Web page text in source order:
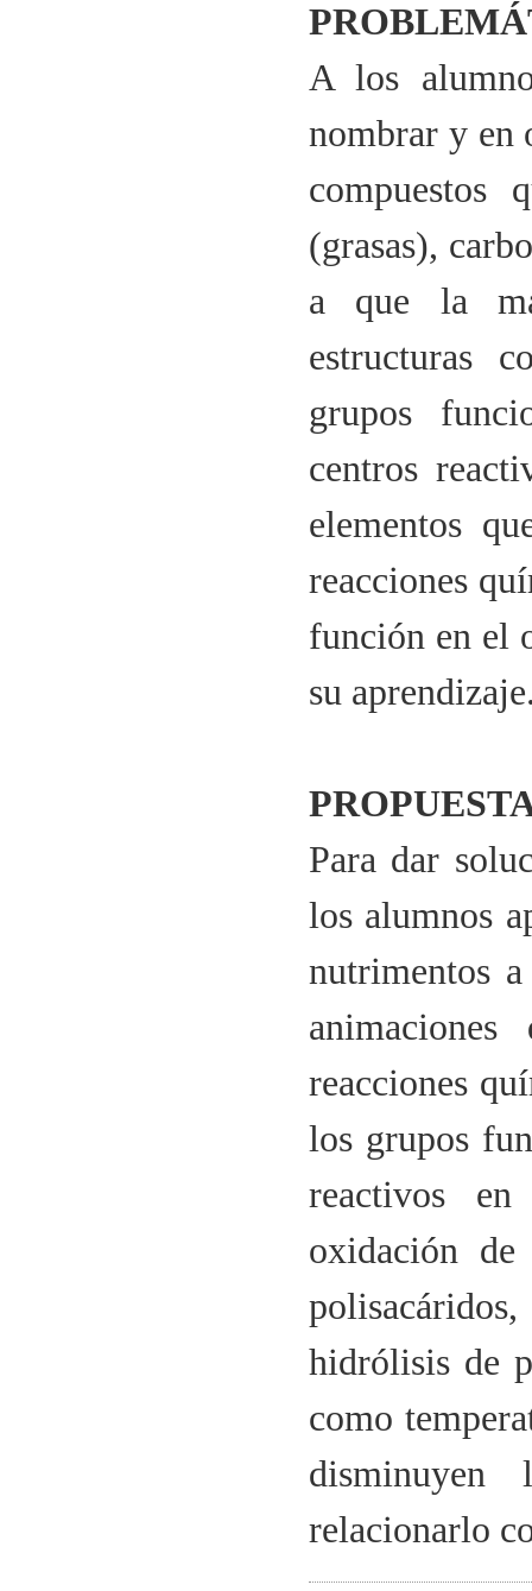
A los
nombrar y en
compuestos
(grasas),
a que la
estructuras
grupos
centros
elementos
reacciones
función en el
su
Para dar
los alumnos
nutrimentos
reacciones
los grupos
reactivos
oxidación
hidrólisis de
como
relacionarlo